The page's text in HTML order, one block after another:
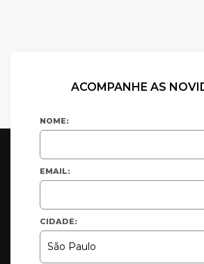
ACOMPANHE AS
NOME:
EMAIL:
CIDADE: